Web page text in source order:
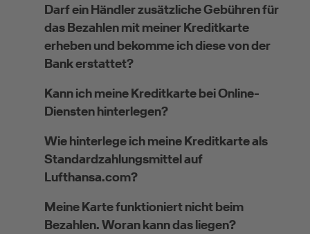
Darf ein Händler zusätzliche Gebühren für
das Bezahlen mit meiner Kreditkarte
erheben und bekomme ich diese von der
Bank erstattet?
Kann ich meine Kreditkarte bei Online-
Diensten hinterlegen?
Wie hinterlege ich meine Kreditkarte als
Standardzahlungsmittel auf
Lufthansa.com?
Meine Karte funktioniert nicht beim
Bezahlen. Woran kann das liegen?